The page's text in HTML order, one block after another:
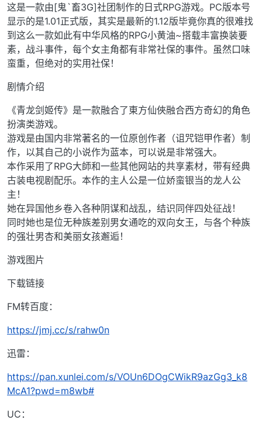
这是一款由[鬼`畜3G]社团制作的日式RPG游戏。PC版本号
显示的是1.01正式版，其实是最新的1.12版毕竟你真的很难找
到这么一款如此有中华风格的RPG小黄油~搭载丰富换装要
素，战斗事件，每个女主角都有非常社保的事件。虽然口味
蛮重，但绝对的实用社保！
剧情介绍
《青龙剑姬传》是一款融合了東方仙俠融合西方奇幻的角色
扮演类游戏。
游戏是由国内非常著名的一位原创作者（诅咒铠甲作者）制
作，以其自己的小说作为蓝本，可以说是非常强大。
本作采用了RPG大師和一些其他网站的共享素材，带有经典
古装电视剧配乐。本作的主人公是一位娇蛮银当的龙人公
主！
她在异国他乡卷入各种阴谋和战乱，结识同伴四处征战！
同时她也是位无种族差别男女通吃的双向女王，与各个种族
的强壮男杏和美丽女孩邂逅！
游戏图片
下载链接
FM转百度：
https://jmj.cc/s/rahw0n
迅雷：
https://pan.xunlei.com/s/VOUn6DOgCWikR9azGg3_k8
McA1?pwd=m8wb#
UC：